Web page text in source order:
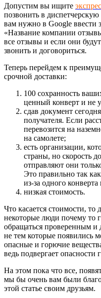
Допустим вы ищите
позвонить в
вам нужно в Google ввести
«Название компании
все отзывы и если они
звонить и договориться.
Теперь перейдем к
срочной доставки:
100 сохранность
ценный конверт и не
сдав документ
получателя. Если
перевозится на
на самолете;
есть организации,
страны, но скорость
отправляют они
Это правильно так
из-за одного
низкая стоимость.
Что касается стоимости, то
некоторые люди почему то
обращаться проверенным и
не тем которые появились
опасные и горючие
ведь подвергает опасности
На этом пока что все,
мы бы очень вам были
этой статье своим друзьям.